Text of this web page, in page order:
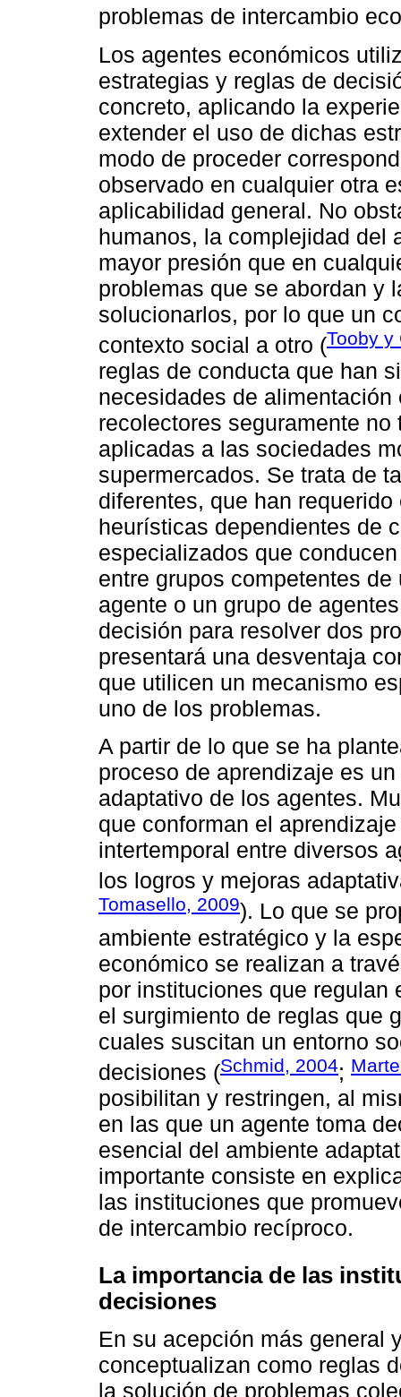
problemas de intercambio
Los agentes económicos
estrategias y reglas de
concreto, aplicando la
extender el uso de dichas
modo de proceder
observado en cualquier otra
aplicabilidad general. No
humanos, la complejidad del
mayor presión que en
problemas que se abordan y
solucionarlos, por lo que un
contexto social a otro (Tooby y
reglas de conducta que han
necesidades de
recolectores seguramente
aplicadas a las sociedades
supermercados. Se trata de
diferentes, que han
heurísticas dependientes de
especializados que
entre grupos competentes
agente o un grupo de
decisión para resolver dos
presentará una desventaja
que utilicen un mecanismo
uno de los problemas.
A partir de lo que se ha
proceso de aprendizaje es
adaptativo de los agentes.
que conforman el
intertemporal entre diversos
los logros y mejoras
Tomasello, 2009). Lo que se
ambiente estratégico y la
económico se realizan a
por instituciones que regulan
el surgimiento de reglas que
cuales suscitan un entorno
decisiones (Schmid, 2004;
posibilitan y restringen, al
en las que un agente toma
esencial del ambiente
importante consiste en
las instituciones que
de intercambio recíproco.
La importancia de las
decisiones
En su acepción más general
conceptualizan como reglas
la solución de problemas